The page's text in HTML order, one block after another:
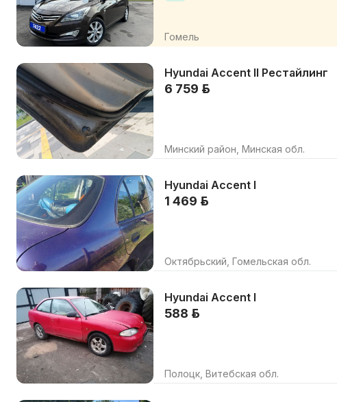
Гомель
Hyundai Accent II Рестайлинг
6 759 р.
Минский район, Минская обл.
Hyundai Accent I
1 469 р.
Октябрьский, Гомельская обл.
Hyundai Accent I
588 р.
Полоцк, Витебская обл.